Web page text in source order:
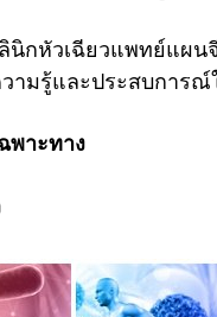
กหัวเฉียวแพทย์แผ
มรู้และประสบการณ์
พาะทาง